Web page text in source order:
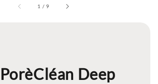
1 /9
Deep